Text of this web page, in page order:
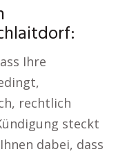
Ihre
rechtlich
steckt
dabei, dass